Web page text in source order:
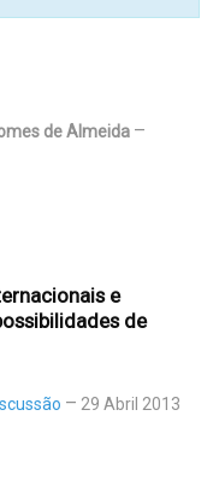
de Almeida
e
de
29 Abril 2013